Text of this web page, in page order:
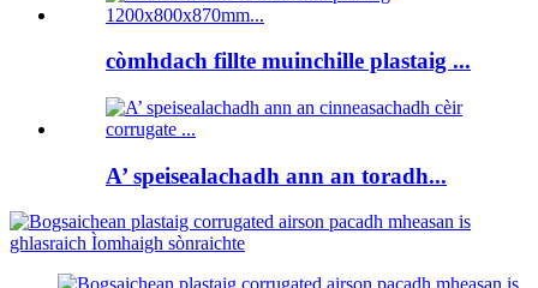
còmhdach fillte muinchille plastaig ...
A’ speisealachadh ann an toradh...